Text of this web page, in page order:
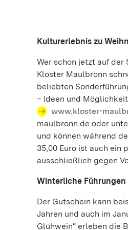
Kulturerlebnis zu
Wer schon jetzt auf der
Kloster Maulbronn
beliebten
– Ideen und
www.kloster-
maulbronn.de oder
und können während
35,00 Euro ist auch ein
ausschließlich gegen
Winterliche
Der Gutschein kann
Jahren und auch im
Glühwein“ erleben die